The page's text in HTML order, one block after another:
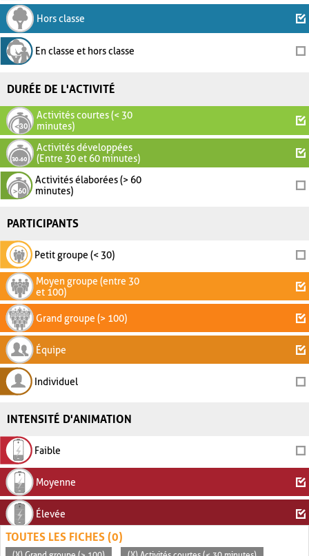
Hors classe
En classe et hors classe
DURÉE DE L'ACTIVITÉ
Activités courtes (< 30
minutes)
Activités développées
(Entre 30 et 60 minutes)
Activités élaborées (> 60
minutes)
PARTICIPANTS
Petit groupe (< 30)
Moyen groupe (entre 30
et 100)
Grand groupe (> 100)
Équipe
Individuel
INTENSITÉ D'ANIMATION
Faible
Moyenne
Élevée
TOUTES LES FICHES (0)